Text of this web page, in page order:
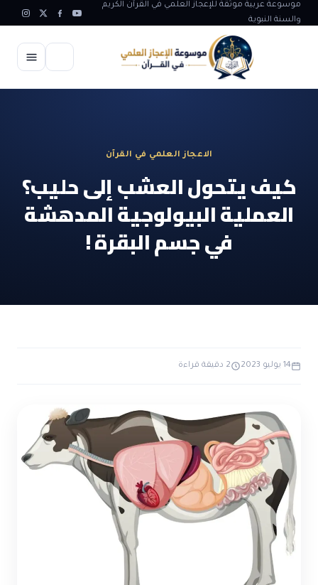
موسوعة عربية موثقة للإعجاز العلمي في القرآن الكريم
والسنة النبوية
الاعجاز الغيبي في القرآن
الاعجاز في علوم الفلك والفضاء
الاعجاز العلمي في الكائنات الحية
الاعجاز العلمي علوم الطب و الحياة
آيات الله في خلق الكون
المقالات
ابداعات اسلامية
المؤلفون
الاعجاز العلمي في القرآن
كيف يتحول العشب إلى حليب؟
العملية البيولوجية المدهشة
في جسم البقرة !
14 يوليو 2023 2 دقيقة قراءة